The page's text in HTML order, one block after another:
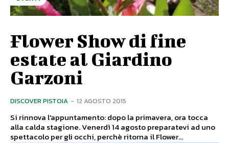
Flower Show di fine
estate al Giardino
Garzoni
DISCOVER PISTOIA - 12 AGOSTO 2015
Si rinnova l'appuntamento: dopo la primavera, ora tocca
alla calda stagione. Venerdì 14 agosto preparatevi ad uno
spettacolo per gli occhi, perchè ritorna il Flower...